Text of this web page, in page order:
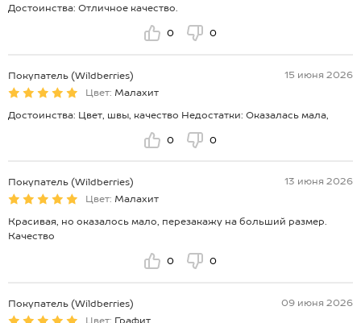
Достоинства: Отличное качество.
0 0
Покупатель (Wildberries)
15 июня 2026
Цвет: Малахит
Достоинства: Цвет, швы, качество Недостатки: Оказалась мала,
0 0
Покупатель (Wildberries)
13 июня 2026
Цвет: Малахит
Красивая, но оказалось мало, перезакажу на больший размер.
Качество
0 0
Покупатель (Wildberries)
09 июня 2026
Цвет: Графит